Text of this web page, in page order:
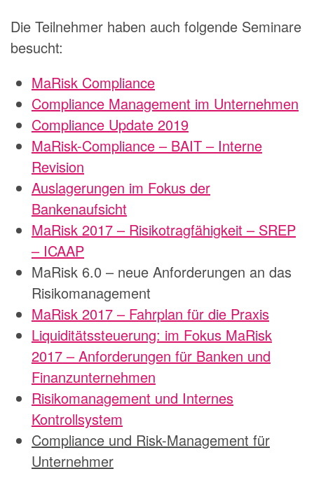
Die Teilnehmer haben auch folgende Seminare
besucht:
MaRisk Compliance
Compliance Management im Unternehmen
Compliance Update 2019
MaRisk-Compliance – BAIT – Interne
Revision
Auslagerungen im Fokus der
Bankenaufsicht
MaRisk 2017 – Risikotragfähigkeit – SREP
– ICAAP
MaRisk 6.0 – neue Anforderungen an das
Risikomanagement
MaRisk 2017 – Fahrplan für die Praxis
Liquiditätssteuerung: im Fokus MaRisk
2017 – Anforderungen für Banken und
Finanzunternehmen
Risikomanagement und Internes
Kontrollsystem
Compliance und Risk-Management für
Unternehmer